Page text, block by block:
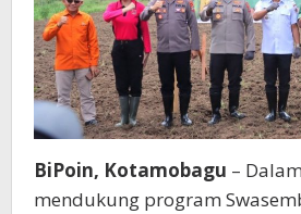
BiPoin, Kotamobagu –
mendukung program